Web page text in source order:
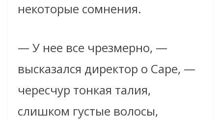
некоторые сомнения.
— У нее все чрезмерно, —
высказался директор о Саре, —
чересчур тонкая талия,
слишком густые волосы,